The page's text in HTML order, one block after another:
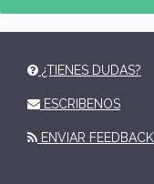
¿TIENES DUDAS?
ESCRIBENOS
ENVIAR FEEDBACK